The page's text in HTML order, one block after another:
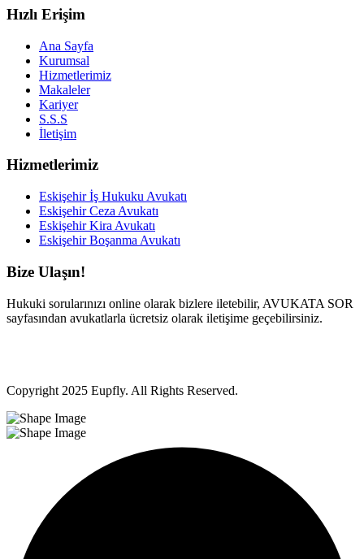
Hızlı Erişim
Ana Sayfa
Kurumsal
Hizmetlerimiz
Makaleler
Kariyer
S.S.S
İletişim
Hizmetlerimiz
Eskişehir İş Hukuku Avukatı
Eskişehir Ceza Avukatı
Eskişehir Kira Avukatı
Eskişehir Boşanma Avukatı
Bize Ulaşın!
Hukuki sorularınızı online olarak bizlere iletebilir, AVUKATA SOR
sayfasından avukatlarla ücretsiz olarak iletişime geçebilirsiniz.
Copyright 2025 Eupfly. All Rights Reserved.